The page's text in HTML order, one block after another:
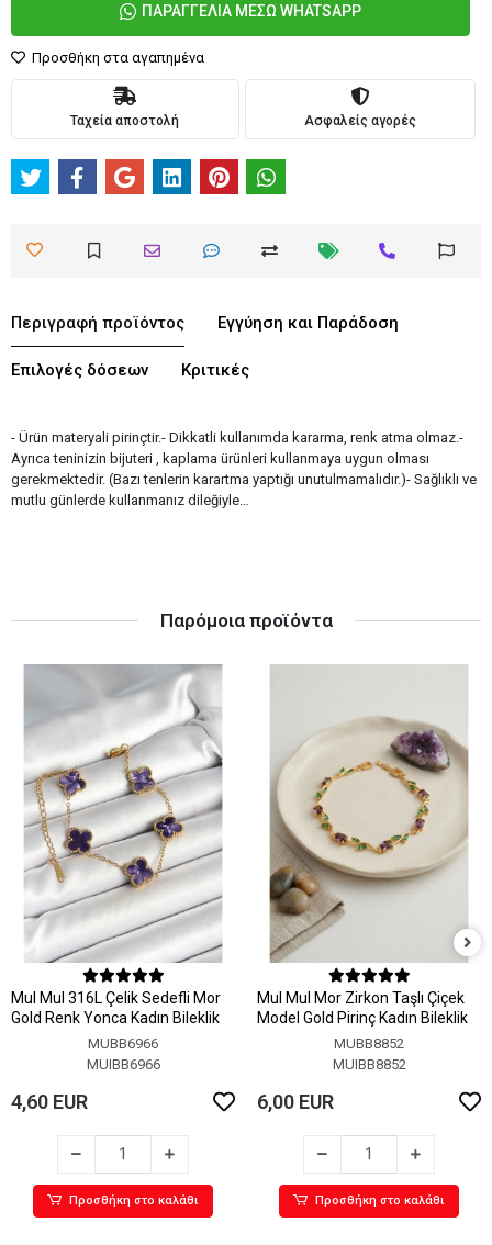
ΠΑΡΑΓΓΕΛΙΑ ΜΕΣΩ WHATSAPP
Προσθήκη στα αγαπημένα
Ταχεία αποστολή Ασφαλείς αγορές
Περιγραφή προϊόντος Εγγύηση και Παράδοση
Επιλογές δόσεων Κριτικές
- Ürün materyali pirinçtir.- Dikkatli kullanımda kararma, renk atma olmaz.-
Ayrıca teninizin bijuteri , kaplama ürünleri kullanmaya uygun olması
gerekmektedir. (Bazı tenlerin karartma yaptığı unutulmamalıdır.)- Sağlıklı ve
mutlu günlerde kullanmanız dileğiyle…
Παρόμοια προϊόντα
MuI MuI 316L Çelik Sedefli Mor
Gold Renk Yonca Kadın Bileklik
MUBB6966
MUIBB6966
4,60 EUR
Προσθήκη στο καλάθι
MuI MuI Mor Zirkon Taşlı Çiçek
Model Gold Pirinç Kadın Bileklik
MUBB8852
MUIBB8852
6,00 EUR
Προσθήκη στο καλάθι